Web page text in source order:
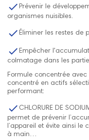
 Prévenir le
organismes nuisibles.
 Éliminer les restes de
 Empêcher
colmatage dans les
Formule concentrée
concentré en actifs
performant:
 CHLORURE DE
permet de prévenir
l’appareil et évite ainsi le
à main…